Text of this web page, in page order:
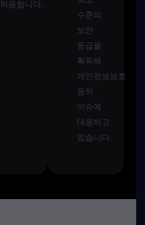
허용합니다.
수준의
보안
등급을
획득해
개인정보보호
등의
이슈에
대응하고
있습니다.